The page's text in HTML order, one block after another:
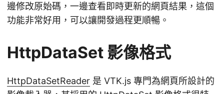
邊修改原始碼，一邊查看即時更新的網頁結果，這個
功能非常好用，可以讓開發過程更順暢。
HttpDataSet 影像格式
HttpDataSetReader 是 VTK.js 專門為網頁所設計的